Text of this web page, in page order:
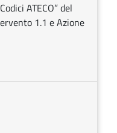
ATECO” del
1.1 e Azione